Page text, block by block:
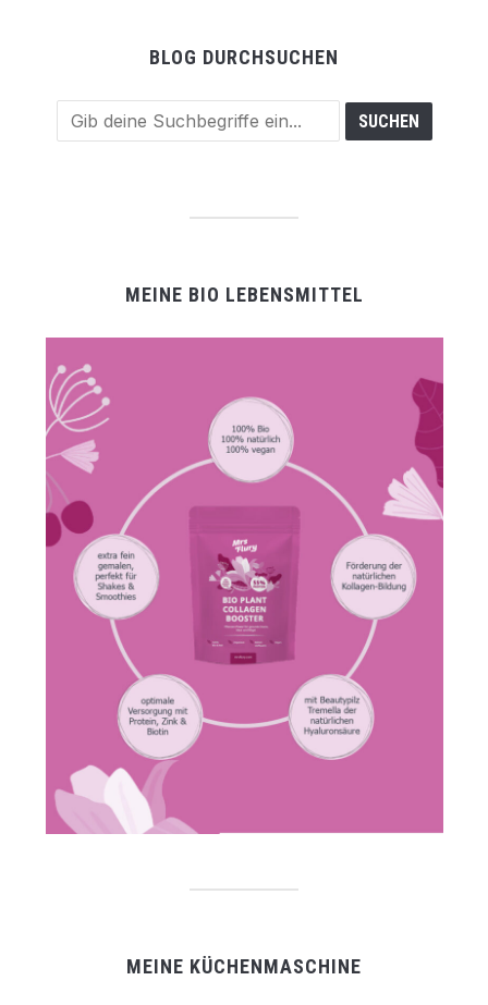
BLOG DURCHSUCHEN
MEINE BIO LEBENSMITTEL
MEINE KÜCHENMASCHINE